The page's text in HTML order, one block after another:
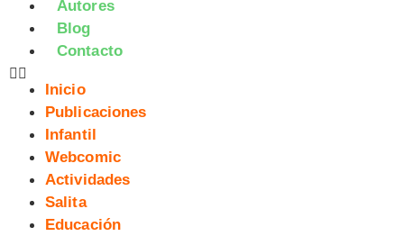
Autores
Blog
Contacto
Inicio
Publicaciones
Infantil
Webcomic
Actividades
Salita
Educación